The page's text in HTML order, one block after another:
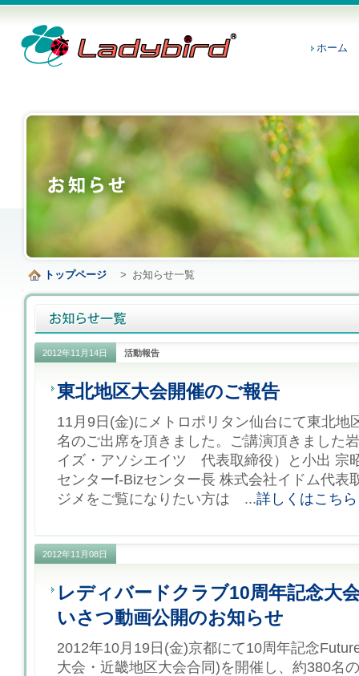
ホーム
トップページ > お知らせ一覧
2012年11月14日 活動報告
東北地区大会開催のご報告
11月9日(金)にメトロポリタン仙台にて東北地
名のご出席を頂きました。ご講演頂きました
イズ・アソシエイツ 代表取締役）と小出 宗
センターf-Bizセンター長 株式会社イドム代表
ジメをご覧になりたい方は ...詳しくはこちら
2012年11月08日
レディバードクラブ10周年記念大
いさつ動画公開のお知らせ
2012年10月19日(金)京都にて10周年記念
大会・近畿地区大会合同)を開催し、約380名